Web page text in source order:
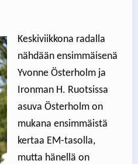
Keskiviikkona radalla
nähdään ensimmäisenä
Yvonne Österholm ja
Ironman H. Ruotsissa
asuva Österholm on
mukana ensimmäistä
kertaa EM-tasolla,
mutta hänellä on